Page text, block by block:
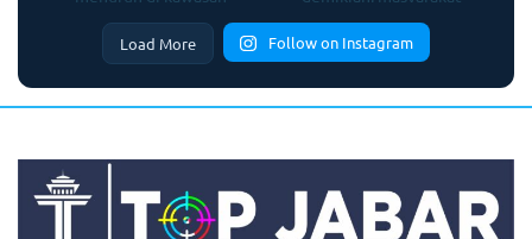
Load More Follow on Instagram